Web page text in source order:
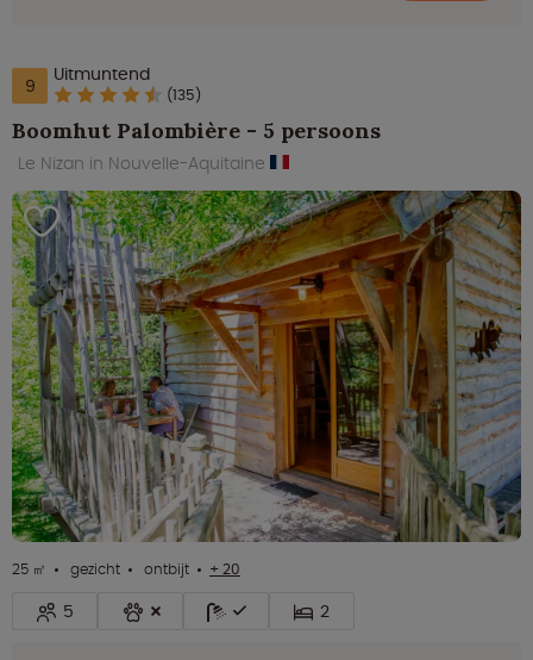
9 Uitmuntend
(135)
Boomhut Palombière - 5 persoons
Le Nizan in Nouvelle-Aquitaine
25 ㎡ gezicht ontbijt + 20
5 2